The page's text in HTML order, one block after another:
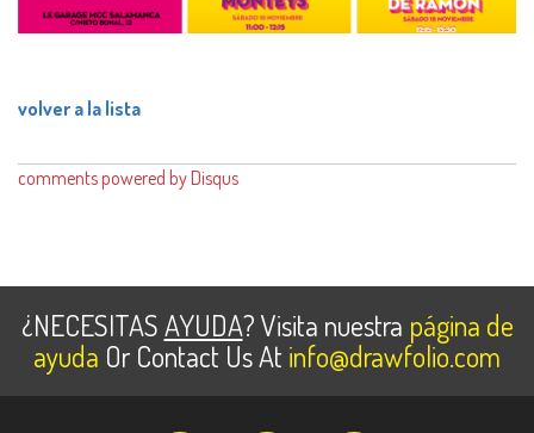
volver a la lista
comments powered by Disqus
¿NECESITASAYUDA? Visita nuestra página de
ayuda Or Contact Us At info@drawfolio.com